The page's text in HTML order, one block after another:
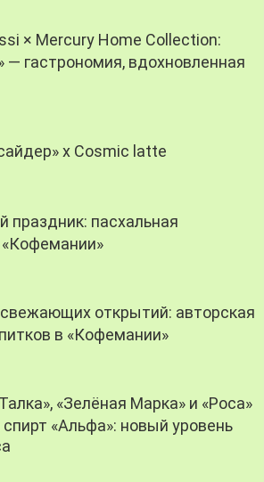
× Mercury Home Collection:
— гастрономия, вдохновленная
х Cosmic latte
праздник: пасхальная
«Кофемании»
открытий: авторская
в «Кофемании»
«Зелёная Марка» и «Роса»
«Альфа»: новый уровень